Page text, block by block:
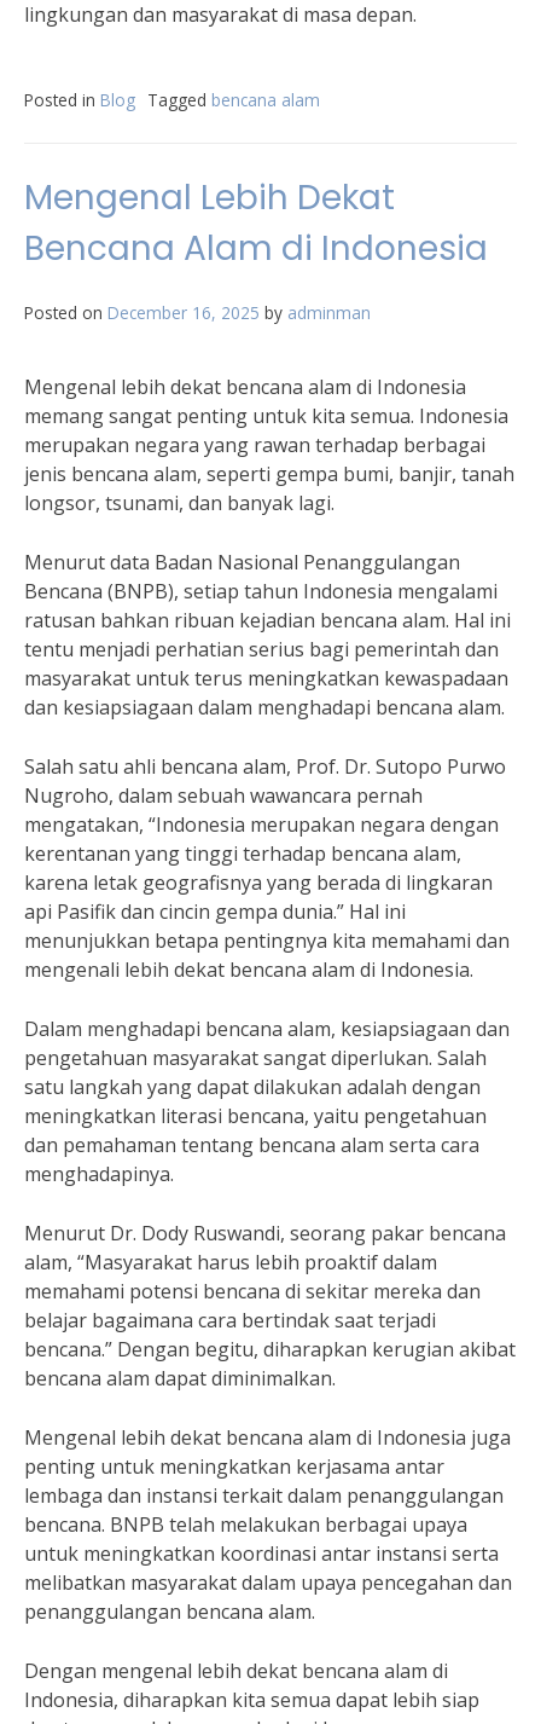
lingkungan dan masyarakat di masa depan.
Posted in Blog Tagged bencana alam
Mengenal Lebih Dekat
Bencana Alam di Indonesia
Posted on December 16, 2025 by adminman
Mengenal lebih dekat bencana alam di Indonesia
memang sangat penting untuk kita semua. Indonesia
merupakan negara yang rawan terhadap berbagai
jenis bencana alam, seperti gempa bumi, banjir, tanah
longsor, tsunami, dan banyak lagi.
Menurut data Badan Nasional Penanggulangan
Bencana (BNPB), setiap tahun Indonesia mengalami
ratusan bahkan ribuan kejadian bencana alam. Hal ini
tentu menjadi perhatian serius bagi pemerintah dan
masyarakat untuk terus meningkatkan kewaspadaan
dan kesiapsiagaan dalam menghadapi bencana alam.
Salah satu ahli bencana alam, Prof. Dr. Sutopo Purwo
Nugroho, dalam sebuah wawancara pernah
mengatakan, “Indonesia merupakan negara dengan
kerentanan yang tinggi terhadap bencana alam,
karena letak geografisnya yang berada di lingkaran
api Pasifik dan cincin gempa dunia.” Hal ini
menunjukkan betapa pentingnya kita memahami dan
mengenali lebih dekat bencana alam di Indonesia.
Dalam menghadapi bencana alam, kesiapsiagaan dan
pengetahuan masyarakat sangat diperlukan. Salah
satu langkah yang dapat dilakukan adalah dengan
meningkatkan literasi bencana, yaitu pengetahuan
dan pemahaman tentang bencana alam serta cara
menghadapinya.
Menurut Dr. Dody Ruswandi, seorang pakar bencana
alam, “Masyarakat harus lebih proaktif dalam
memahami potensi bencana di sekitar mereka dan
belajar bagaimana cara bertindak saat terjadi
bencana.” Dengan begitu, diharapkan kerugian akibat
bencana alam dapat diminimalkan.
Mengenal lebih dekat bencana alam di Indonesia juga
penting untuk meningkatkan kerjasama antar
lembaga dan instansi terkait dalam penanggulangan
bencana. BNPB telah melakukan berbagai upaya
untuk meningkatkan koordinasi antar instansi serta
melibatkan masyarakat dalam upaya pencegahan dan
penanggulangan bencana alam.
Dengan mengenal lebih dekat bencana alam di
Indonesia, diharapkan kita semua dapat lebih siap